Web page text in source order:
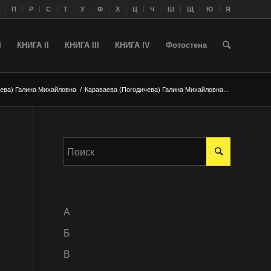
П Р С Т У Ф Х Ц Ч Ш Щ Ю Я
КНИГА II КНИГА III КНИГА IV Фотостена
Галина Михайловна / Караваева (Погодичева) Галина Михайловна...
A
Б
В